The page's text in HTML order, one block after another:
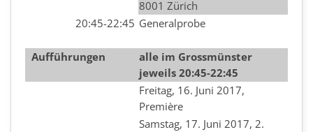
8001 Zürich
20:45-22:45 Generalprobe
Aufführungen
alle im Grossmünster
jeweils 20:45-22:45
Freitag, 16. Juni 2017,
Première
Samstag, 17. Juni 2017, 2.